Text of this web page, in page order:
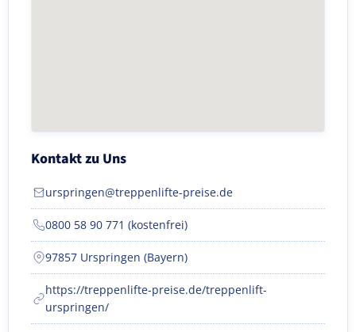
Kontakt zu Uns
urspringen@treppenlifte-preise.de
0800 58 90 771 (kostenfrei)
97857 Urspringen (Bayern)
https://treppenlifte-preise.de/treppenlift-
urspringen/